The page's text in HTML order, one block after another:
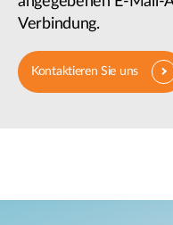
Verbindung.
Kontaktieren Sie uns